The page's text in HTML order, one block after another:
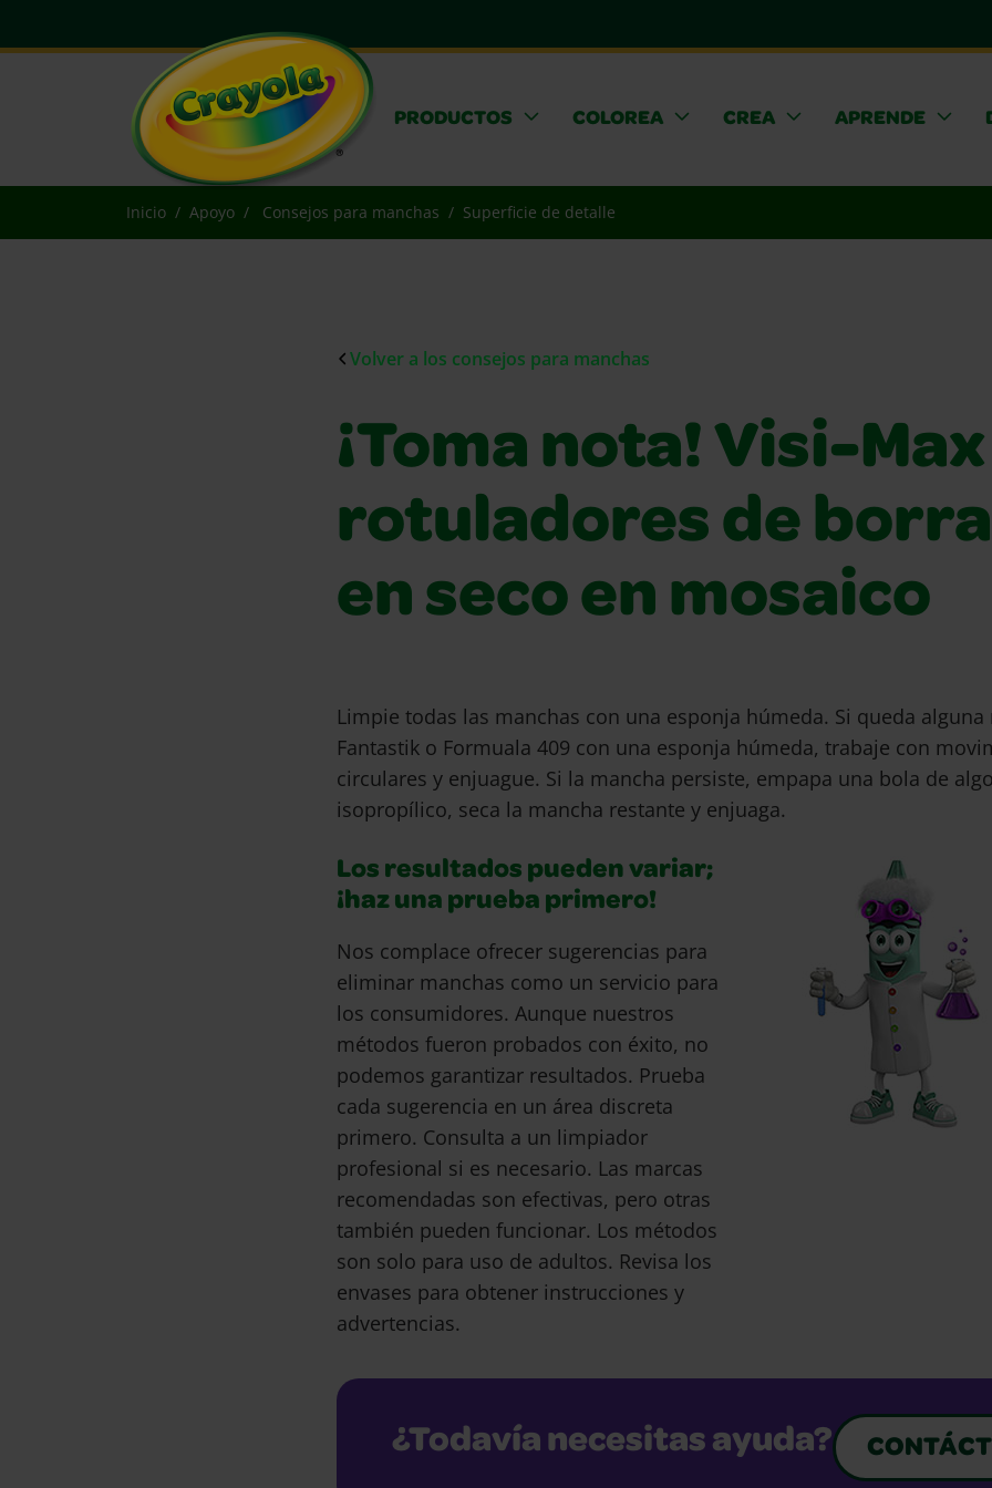
PRODUCTOS COLOREA CREA APRENDE
Inicio Apoyo Consejos para manchas Superficie de detalle
Volver a los consejos para manchas
¡Toma nota! Visi-
rotuladores de
en seco en mosaico
Limpie todas las manchas con una esponja húmeda. Si queda
Fantastik o Formuala 409 con una esponja húmeda, trabaje con
circulares y enjuague. Si la mancha persiste, empapa una bola de
isopropílico, seca la mancha restante y enjuaga.
Los resultados pueden variar;
¡haz una prueba primero!
Nos complace ofrecer sugerencias para
eliminar manchas como un servicio para
los consumidores. Aunque nuestros
métodos fueron probados con éxito, no
podemos garantizar resultados. Prueba
cada sugerencia en un área discreta
primero. Consulta a un limpiador
profesional si es necesario. Las marcas
recomendadas son efectivas, pero otras
también pueden funcionar. Los métodos
son solo para uso de adultos. Revisa los
envases para obtener instrucciones y
advertencias.
¿Todavía necesitas ayuda?